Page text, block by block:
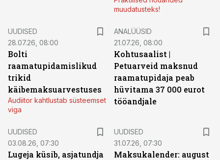
muudatusteks!
UUDISED
28.07.26, 08:00
Bolti
raamatupidamislikud
trikid
käibemaksuarvestuses
Audiitor kahtlustab süsteemset
viga
ANALÜÜSID
21.07.26, 08:00
Kohtusaalist |
Petuarveid maksnud
raamatupidaja peab
hüvitama 37 000 eurot
tööandjale
UUDISED
03.08.26, 07:30
Lugeja küsib, asjatundja
UUDISED
31.07.26, 07:30
Maksukalender: august